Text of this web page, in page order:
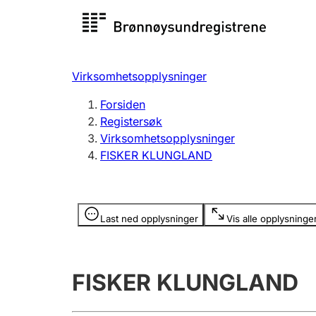
Registersøk
Registrere, endre, slette
Virksomhetsopplysninger
Forsiden
Registersøk
Virksomhetsopplysninger
FISKER KLUNGLAND
Last ned opplysninger Vis alle
Opplysninger er skjult
FISKER KLUNGLAND